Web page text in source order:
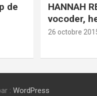
de
HANNAH
vocoder,
26 octobre
: WordPress